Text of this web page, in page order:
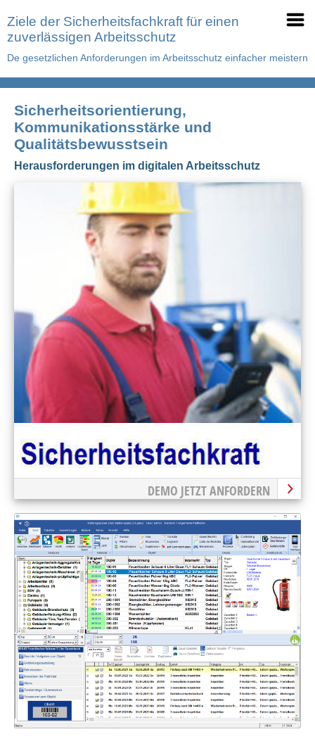
Ziele der Sicherheitsfachkraft für einen
zuverlässigen Arbeitsschutz
De gesetzlichen Anforderungen im Arbeitsschutz einfacher meistern
Sicherheitsorientierung,
Kommunikationsstärke und
Qualitätsbewusstsein
Herausforderungen im digitalen Arbeitsschutz
DEMO JETZT ANFORDERN